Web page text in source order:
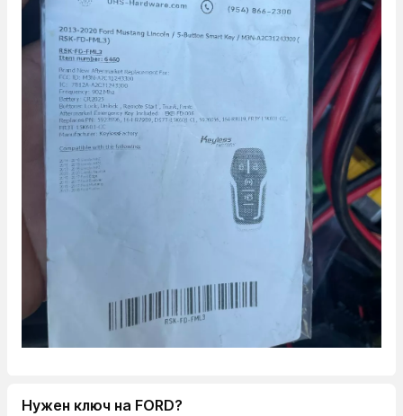
Нужен ключ на FORD?